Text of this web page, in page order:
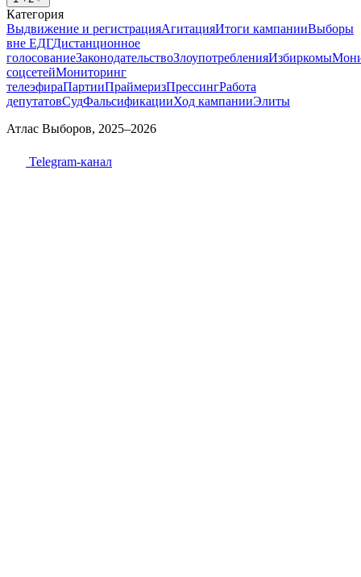
Категория
Выдвижение и регистрацияАгитацияИтоги кампанииВыборы
вне ЕДГДистанционное
голосованиеЗаконодательствоЗлоупотребленияИзбиркомы
соцсетейМониторинг
телеэфираПартииПраймеризПрессингРабота
депутатовСудФальсификацииХод кампанииЭлиты
Атлас Выборов, 2025–2026
Telegram-канал